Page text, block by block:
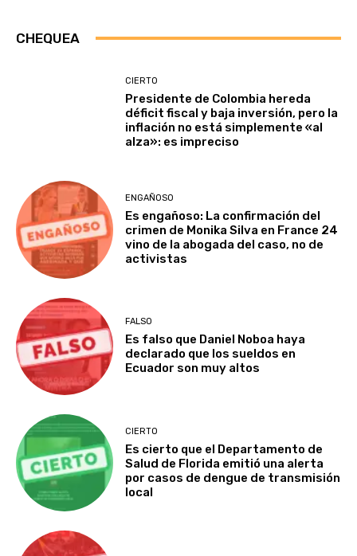
CHEQUEA
CIERTO
Presidente de Colombia hereda
déficit fiscal y baja inversión, pero la
inflación no está simplemente «al
alza»: es impreciso
ENGAÑOSO
Es engañoso: La confirmación del
crimen de Monika Silva en France 24
vino de la abogada del caso, no de
activistas
FALSO
Es falso que Daniel Noboa haya
declarado que los sueldos en
Ecuador son muy altos
CIERTO
Es cierto que el Departamento de
Salud de Florida emitió una alerta
por casos de dengue de transmisión
local